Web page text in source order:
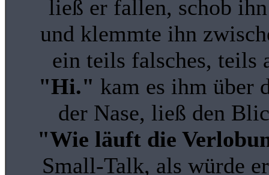
ließ er fallen, schob
und klemmte ihn
ein teils falsches, teils
"Hi." kam es ihm über
der Nase, ließ den
"Wie läuft die
Small-Talk, als würde